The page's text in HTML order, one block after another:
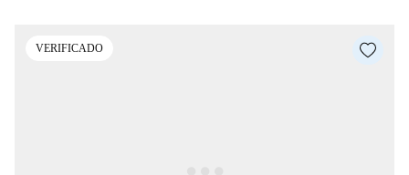
VERIFICADO